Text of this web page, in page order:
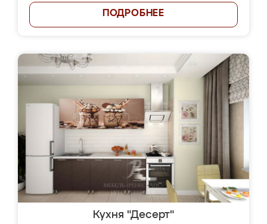
ПОДРОБНЕЕ
Кухня "Десерт"